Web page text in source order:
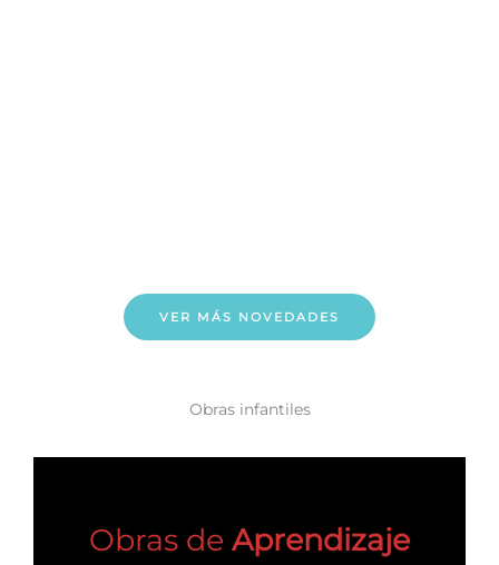
VER MÁS NOVEDADES
Obras infantiles
Obras de Aprendizaje